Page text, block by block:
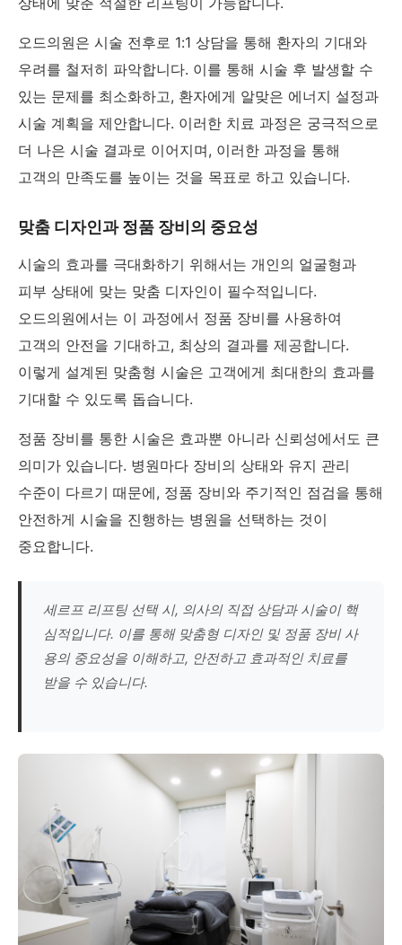
오드의원은 시술 전후로 1:1 상담을 통해 환자의 기대와
우려를 철저히 파악합니다. 이를 통해 시술 후 발생할 수
있는 문제를 최소화하고, 환자에게 알맞은 에너지 설정과
시술 계획을 제안합니다. 이러한 치료 과정은 궁극적으로
더 나은 시술 결과로 이어지며, 이러한 과정을 통해
고객의 만족도를 높이는 것을 목표로 하고 있습니다.
맞춤 디자인과 정품 장비의 중요성
시술의 효과를 극대화하기 위해서는 개인의 얼굴형과
피부 상태에 맞는 맞춤 디자인이 필수적입니다.
오드의원에서는 이 과정에서 정품 장비를 사용하여
고객의 안전을 기대하고, 최상의 결과를 제공합니다.
이렇게 설계된 맞춤형 시술은 고객에게 최대한의 효과를
기대할 수 있도록 돕습니다.
정품 장비를 통한 시술은 효과뿐 아니라 신뢰성에서도 큰
의미가 있습니다. 병원마다 장비의 상태와 유지 관리
수준이 다르기 때문에, 정품 장비와 주기적인 점검을 통해
안전하게 시술을 진행하는 병원을 선택하는 것이
중요합니다.
세르프 리프팅 선택 시, 의사의 직접 상담과 시술이 핵
심적입니다. 이를 통해 맞춤형 디자인 및 정품 장비 사
용의 중요성을 이해하고, 안전하고 효과적인 치료를
받을 수 있습니다.